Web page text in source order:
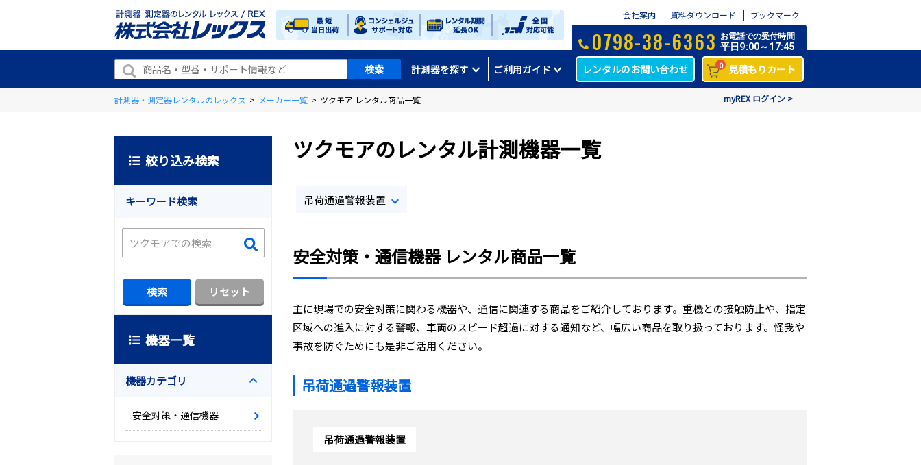
会社案内 資料ダウンロード ブックマーク
計測器を探す ご利用ガイド
0798-38-6363 お電話での受付時間
平日9:00～17:45
レンタルのお問い合わせ 0 見積もりカート
myREX ログイン >
計測器・測定器レンタルのレックス > メーカー一覧 > ツクモア レンタル商品一覧
ツクモアのレンタル計測機器一覧
吊荷通過警報装置
安全対策・通信機器 レンタル商品一覧
主に現場での安全対策に関わる機器や、通信に関連する商品をご紹介しております。重機との接触防止や、指定
区域への進入に対する警報、車両のスピード超過に対する通知など、幅広い商品を取り扱っております。怪我や
事故を防ぐためにも是非ご活用ください。
吊荷通過警報装置
吊荷通過警報装置
絞り込み検索
キーワード検索
機器一覧
機器カテゴリ
安全対策・通信機器